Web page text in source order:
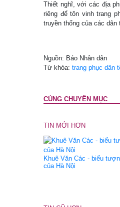
Thiết nghĩ, với các địa
riêng để tôn vinh trang
truyền thống của các dân
Nguồn: Báo Nhân dân
Từ khóa: trang phục dân
CÙNG CHUYÊN MỤC
TIN MỚI HƠN
Khuê Văn Các - biểu
của Hà Nội